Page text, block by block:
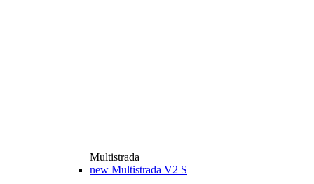
Multistrada
new Multistrada V2 S